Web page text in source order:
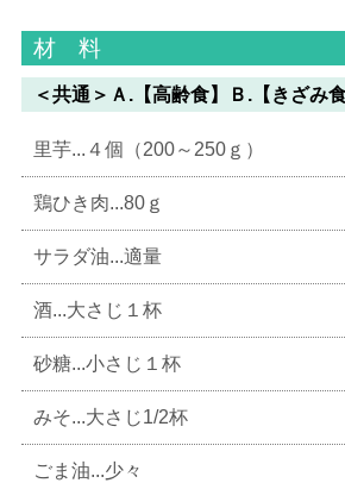
材 料
＜共通＞Ａ.【高齢食】Ｂ.【きざみ
里芋...４個（200～250ｇ）
鶏ひき肉...80ｇ
サラダ油...適量
酒...大さじ１杯
砂糖...小さじ１杯
みそ...大さじ1/2杯
ごま油...少々